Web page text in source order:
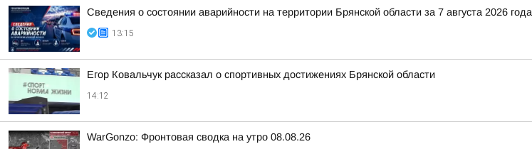
Сведения о состоянии аварийности на территории Брянской области за 7 августа 2026 года
13:15
Егор Ковальчук рассказал о спортивных достижениях Брянской области
14:12
WarGonzo: Фронтовая сводка на утро 08.08.26